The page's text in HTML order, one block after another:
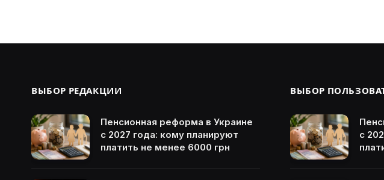
ВЫБОР РЕДАКЦИИ
Пенсионная реформа в Украине
с 2027 года: кому планируют
платить не менее 6000 грн
ВЫБОР
с